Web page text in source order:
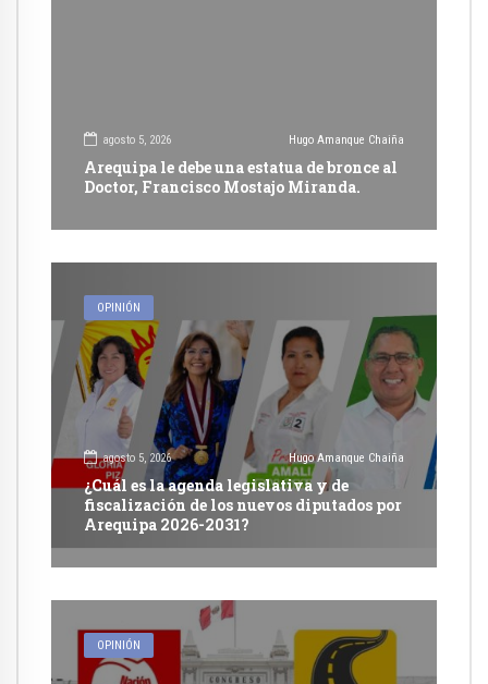
agosto 5, 2026 Hugo Amanque Chaiña
Arequipa le debe una estatua de bronce al
Doctor, Francisco Mostajo Miranda.
OPINIÓN
agosto 5, 2026 Hugo Amanque Chaiña
¿Cuál es la agenda legislativa y de
fiscalización de los nuevos diputados por
Arequipa 2026-2031?
OPINIÓN